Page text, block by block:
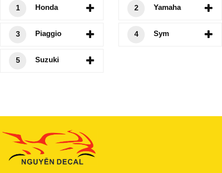
1 Honda 2 Yamaha
3 Piaggio 4 Sym
5 Suzuki